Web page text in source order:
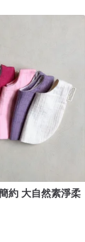
約 大自然素淨柔